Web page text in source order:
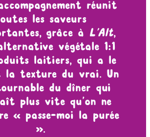
réunit
les saveurs
grâce à L’Alt,
végétale 1:1
laitiers, qui a le
la texture du vrai. Un
du dîner qui
plus vite qu’on ne
« passe-moi la purée
».